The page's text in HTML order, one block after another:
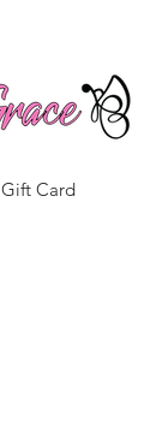
Gift Card